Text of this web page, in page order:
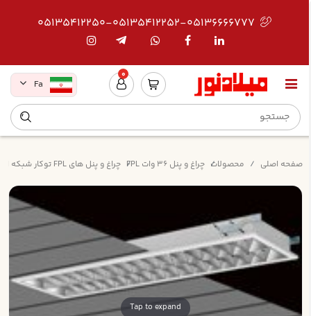
05135412250-05135412252-05136666777
0
Fa
صفحه اصلی محصولات چراغ و پنل 36 وات FPL چراغ و پنل های FPL توکار شبکه ای
Tap to expand